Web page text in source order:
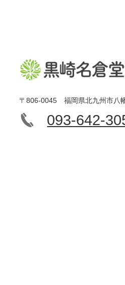
〒806-0045 福岡県北九州市八
093-642-